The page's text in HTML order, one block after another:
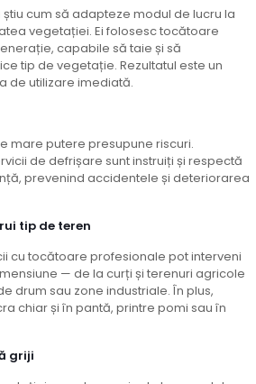
cum să adapteze modul de lucru la
vegetației. Ei folosesc tocătoare
capabile să taie și să
tip de vegetație. Rezultatul este un
de utilizare imediată.
mare putere presupune riscuri.
de defrișare sunt instruiți și respectă
prevenind accidentele și deteriorarea
tip de teren
cu tocătoare profesionale pot interveni
— de la curți și terenuri agricole
drum sau zone industriale. În plus,
chiar și în pantă, printre pomi sau în
griji